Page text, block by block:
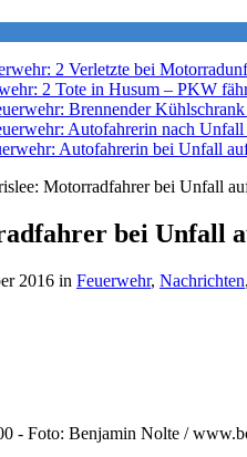
2 Verletzte bei
2 Tote in Husum – PKW
Brennender
Autofahrerin nach
Autofahrerin bei Unfall
Motorradfahrer bei Unfall
bei Unfall
2016 in Feuerwehr, Nachrichten,
- Foto: Benjamin Nolte /